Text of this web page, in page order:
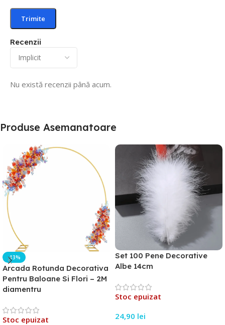
Recenzii
Nu există recenzii până acum.
Produse Asemanatoare
-13%
Arcada Rotunda Decorativa
Pentru Baloane Si Flori – 2M
diamentru
Stoc epuizat
Set 100 Pene Decorative
Albe 14cm
Stoc epuizat
24,90 lei